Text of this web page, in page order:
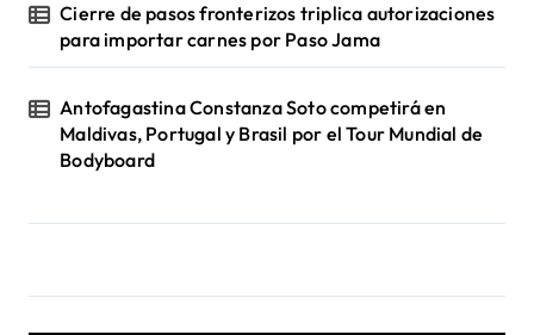
Cierre de pasos fronterizos triplica autorizaciones
para importar carnes por Paso Jama
Antofagastina Constanza Soto competirá en
Maldivas, Portugal y Brasil por el Tour Mundial de
Bodyboard